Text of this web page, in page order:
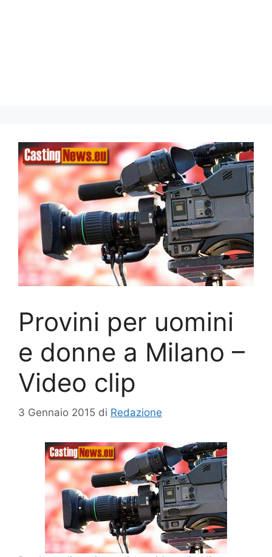
Provini per uomini
e donne a Milano –
Video clip
3 Gennaio 2015 di Redazione